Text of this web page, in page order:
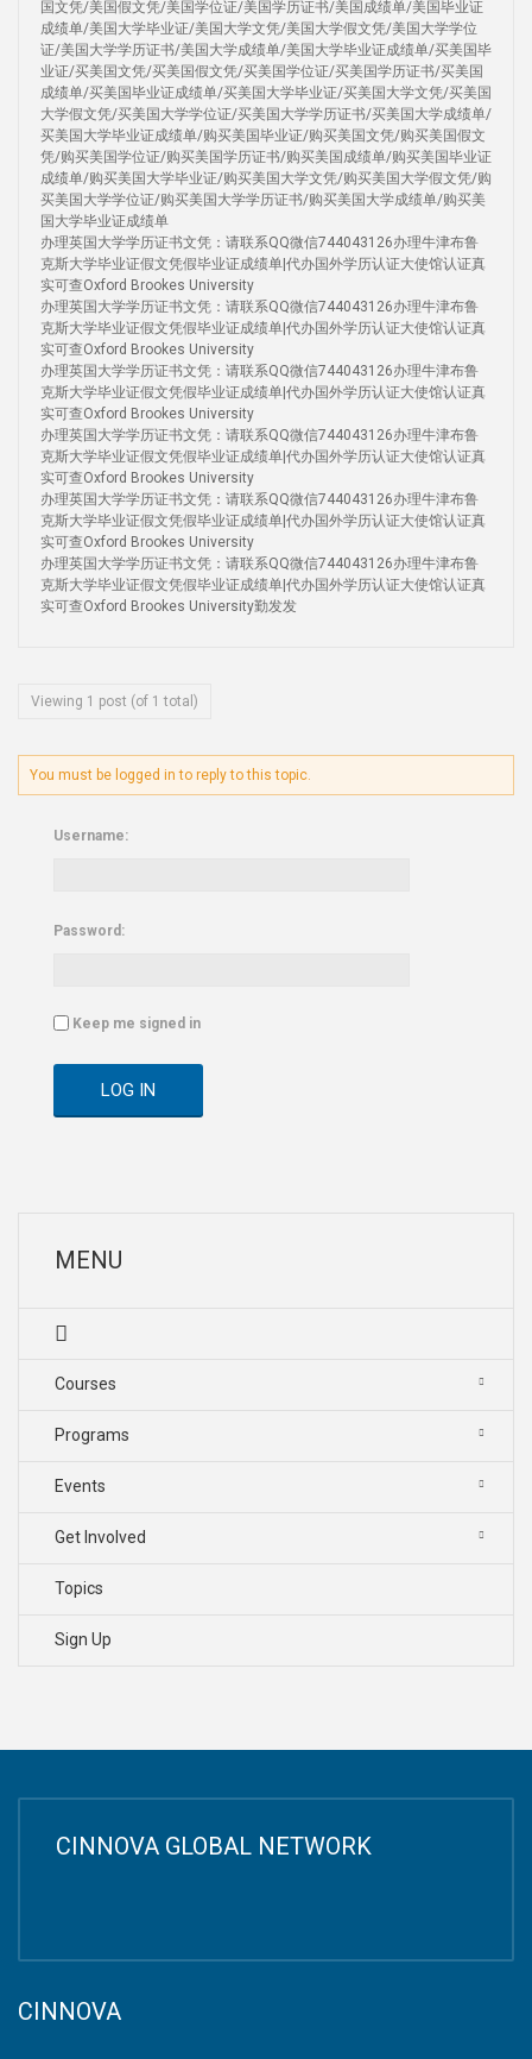
国文凭/美国假文凭/美国学位证/美国学历证书/美国成绩单/美国毕业证
成绩单/美国大学毕业证/美国大学文凭/美国大学假文凭/美国大学学位
证/美国大学学历证书/美国大学成绩单/美国大学毕业证成绩单/买美国毕
业证/买美国文凭/买美国假文凭/买美国学位证/买美国学历证书/买美国
成绩单/买美国毕业证成绩单/买美国大学毕业证/买美国大学文凭/买美国
大学假文凭/买美国大学学位证/买美国大学学历证书/买美国大学成绩单/
买美国大学毕业证成绩单/购买美国毕业证/购买美国文凭/购买美国假文
凭/购买美国学位证/购买美国学历证书/购买美国成绩单/购买美国毕业证
成绩单/购买美国大学毕业证/购买美国大学文凭/购买美国大学假文凭/购
买美国大学学位证/购买美国大学学历证书/购买美国大学成绩单/购买美
国大学毕业证成绩单
办理英国大学学历证书文凭：请联系QQ微信744043126办理牛津布鲁
克斯大学毕业证假文凭假毕业证成绩单|代办国外学历认证大使馆认证真
实可查Oxford Brookes University
办理英国大学学历证书文凭：请联系QQ微信744043126办理牛津布鲁
克斯大学毕业证假文凭假毕业证成绩单|代办国外学历认证大使馆认证真
实可查Oxford Brookes University
办理英国大学学历证书文凭：请联系QQ微信744043126办理牛津布鲁
克斯大学毕业证假文凭假毕业证成绩单|代办国外学历认证大使馆认证真
实可查Oxford Brookes University
办理英国大学学历证书文凭：请联系QQ微信744043126办理牛津布鲁
克斯大学毕业证假文凭假毕业证成绩单|代办国外学历认证大使馆认证真
实可查Oxford Brookes University
办理英国大学学历证书文凭：请联系QQ微信744043126办理牛津布鲁
克斯大学毕业证假文凭假毕业证成绩单|代办国外学历认证大使馆认证真
实可查Oxford Brookes University
办理英国大学学历证书文凭：请联系QQ微信744043126办理牛津布鲁
克斯大学毕业证假文凭假毕业证成绩单|代办国外学历认证大使馆认证真
实可查Oxford Brookes University勤发发
Viewing 1 post (of 1 total)
You must be logged in to reply to this topic.
Username:
Password:
Keep me signed in
LOG IN
MENU
Courses
Programs
Events
Get Involved
Topics
Sign Up
CINNOVA GLOBAL NETWORK
CINNOVA